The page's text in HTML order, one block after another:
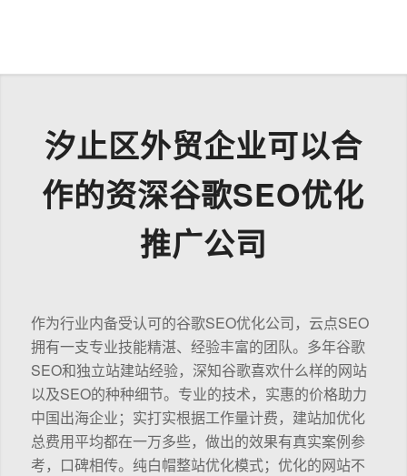
汐止区外贸企业可以合
作的资深谷歌SEO优化
推广公司
作为行业内备受认可的谷歌SEO优化公司，云点SEO
拥有一支专业技能精湛、经验丰富的团队。多年谷歌
SEO和独立站建站经验，深知谷歌喜欢什么样的网站
以及SEO的种种细节。专业的技术，实惠的价格助力
中国出海企业；实打实根据工作量计费，建站加优化
总费用平均都在一万多些，做出的效果有真实案例参
考，口碑相传。纯白帽整站优化模式；优化的网站不